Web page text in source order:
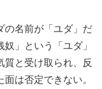
の名前が「ユダ」だ
」という「ユダ」
質と受け取られ、反
は否定できない。